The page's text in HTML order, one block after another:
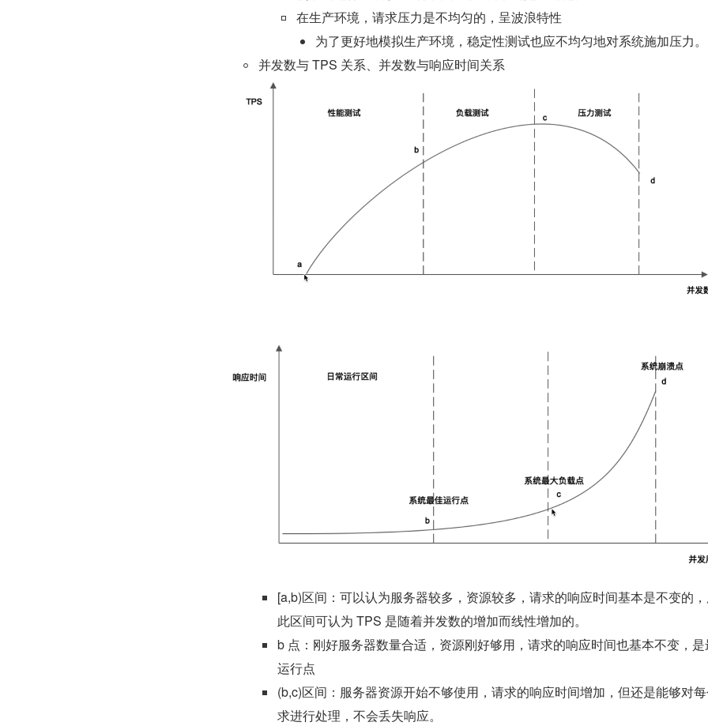
在生产环境，请求压力是不均匀的，呈波浪特性
为了更好地模拟生产环境，稳定性测试也应不均匀地对系统施加压力。
并发数与 TPS 关系、并发数与响应时间关系
[a,b)区间：可以认为服务器较多，资源较多，请求的响应时间基本是不变的
此区间可认为 TPS 是随着并发数的增加而线性增加的。
b 点：刚好服务器数量合适，资源刚好够用，请求的响应时间也基本不变，
运行点
(b,c)区间：服务器资源开始不够使用，请求的响应时间增加，但还是能够对
求进行处理，不会丢失响应。